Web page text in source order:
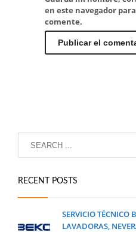
en este navegador
comente.
RECENT POSTS
SERVICIO TÉCNICO
LAVADORAS,